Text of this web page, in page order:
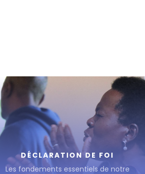
DÉCLARATION DE FOI
Les fondements essentiels de notre